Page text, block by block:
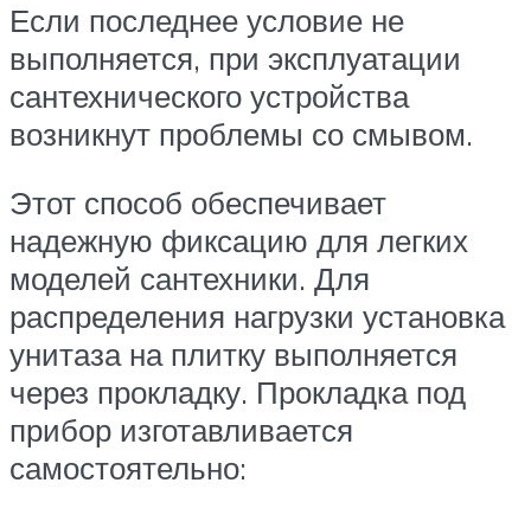
Если последнее условие не
выполняется, при эксплуатации
сантехнического устройства
возникнут проблемы со смывом.
Этот способ обеспечивает
надежную фиксацию для легких
моделей сантехники. Для
распределения нагрузки установка
унитаза на плитку выполняется
через прокладку. Прокладка под
прибор изготавливается
самостоятельно: